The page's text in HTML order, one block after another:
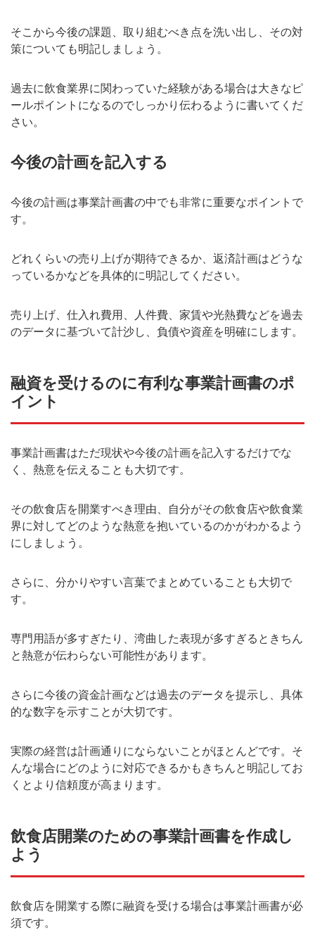
そこから今後の課題、取り組むべき点を洗い出し、その対
策についても明記しましょう。
過去に飲食業界に関わっていた経験がある場合は大きなピ
ールポイントになるのでしっかり伝わるように書いてくだ
さい。
今後の計画を記入する
今後の計画は事業計画書の中でも非常に重要なポイントで
す。
どれくらいの売り上げが期待できるか、返済計画はどうな
っているかなどを具体的に明記してください。
売り上げ、仕入れ費用、人件費、家賃や光熱費などを過去
のデータに基づいて計沙し、負債や資産を明確にします。
融資を受けるのに有利な事業計画書のポ
イント
事業計画書はただ現状や今後の計画を記入するだけでな
く、熱意を伝えることも大切です。
その飲食店を開業すべき理由、自分がその飲食店や飲食業
界に対してどのような熱意を抱いているのかがわかるよう
にしましょう。
さらに、分かりやすい言葉でまとめていることも大切で
す。
専門用語が多すぎたり、湾曲した表現が多すぎるときちん
と熱意が伝わらない可能性があります。
さらに今後の資金計画などは過去のデータを提示し、具体
的な数字を示すことが大切です。
実際の経営は計画通りにならないことがほとんどです。そ
んな場合にどのように対応できるかもきちんと明記してお
くとより信頼度が高まります。
飲食店開業のための事業計画書を作成し
よう
飲食店を開業する際に融資を受ける場合は事業計画書が必
須です。